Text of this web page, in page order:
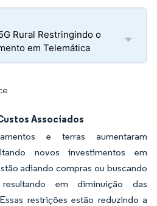
Rural Restringindo o
em Telemática
Associados
e terras aumentaram
novos investimentos em
adiando compras ou buscando
resultando em diminuição das
restrições estão reduzindo a